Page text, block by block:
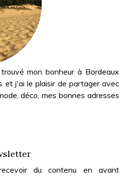
mon bonheur à Bordeaux
et j'ai le plaisir de partager avec
déco, mes bonnes adresses
du contenu en avant